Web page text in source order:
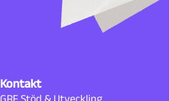
Kontakt